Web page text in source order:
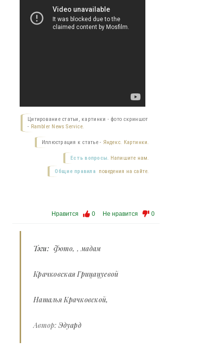
Цитирование статьи, картинки - фото скриншот
- Rambler News Service.
Иллюстрация к статье - Яндекс. Картинки.
Есть вопросы. Напишите нам.
Общие правила поведения на сайте.
Нравится 0 Не нравится 0
Тэги: Фото ,мадам
Крачковская Грицацуевой
Наталья Крачковской
Автор:Эдуард